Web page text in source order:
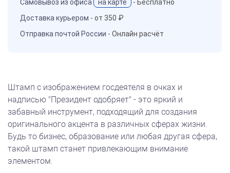
Самовывоз из офиса
на карте - Бесплатно
Доставка курьером - от 350 ₽
Отправка почтой России - Онлайн расчёт
Штамп с изображением госдеятеля в очках и
надписью "Президент одобряет" - это яркий и
забавный инструмент, подходящий для создания
оригинального акцента в различных сферах жизни.
Будь то бизнес, образование или любая другая сфера,
такой штамп станет привлекающим внимание
элементом.